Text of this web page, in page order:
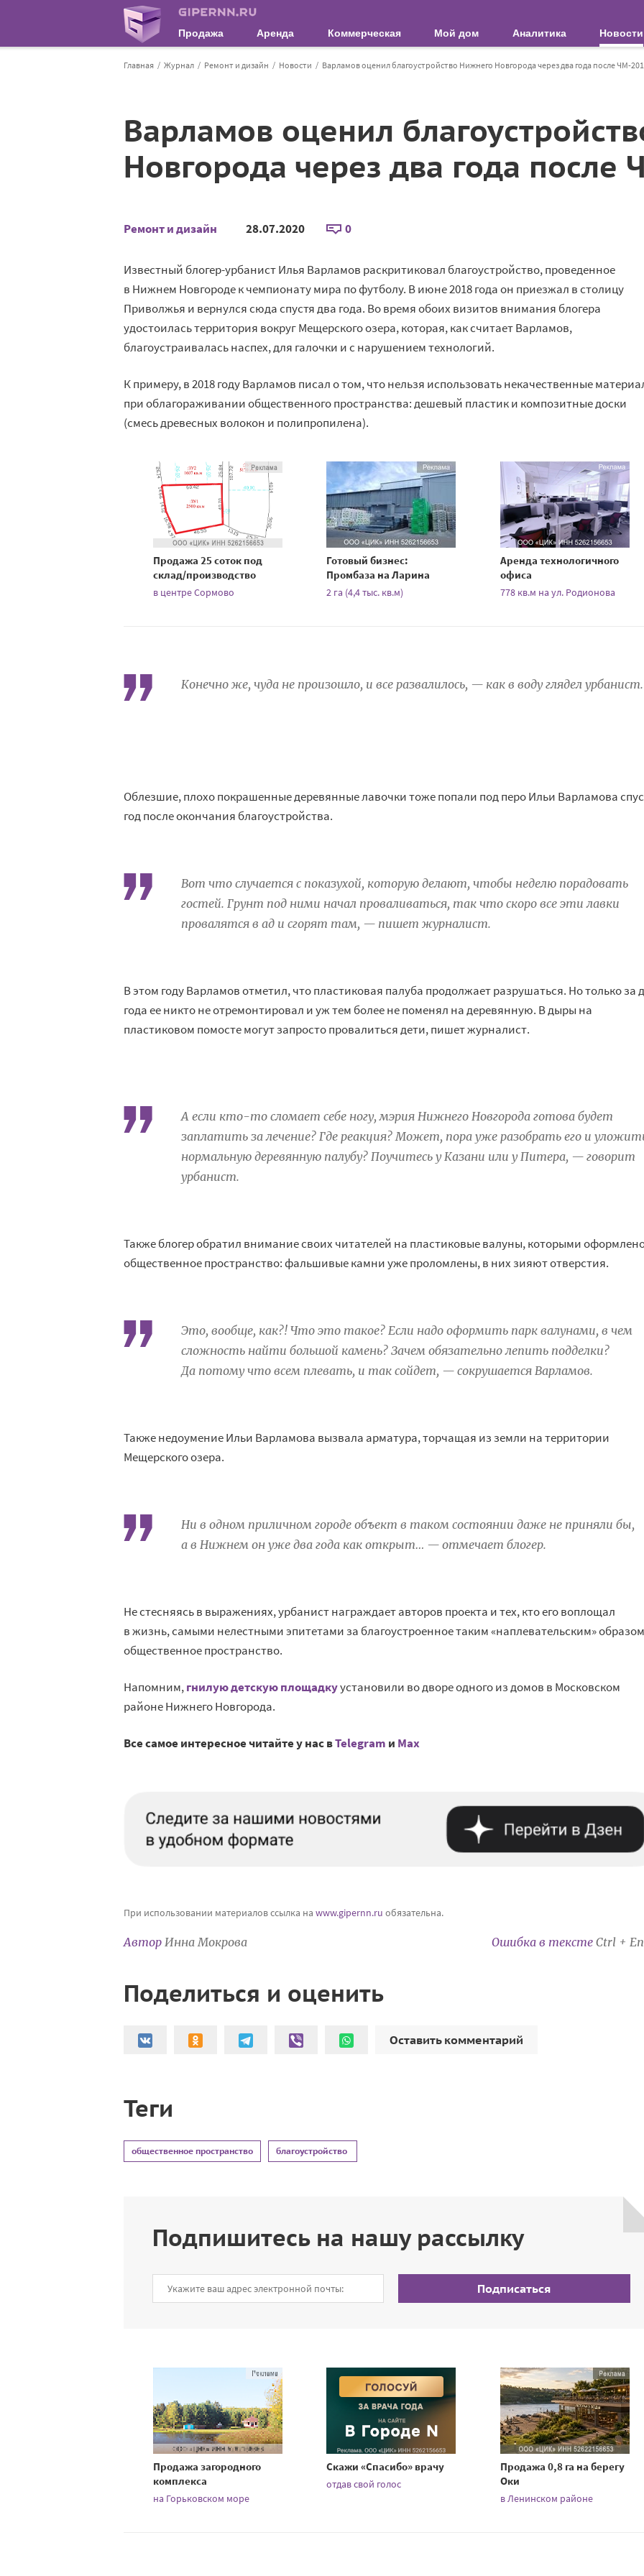
Продажа Аренда Коммерческая Мой дом Аналитика Новости
Главная Журнал Ремонт и дизайн Новости Варламов оценил благоустройство Нижнего Новгорода через два года после ЧМ-
Варламов оценил
Новгорода через два года после
Ремонт и дизайн 28.07.2020 0
Известный блогер-урбанистИлья Варламов раскритиковал благоустройство, проведенное
в Нижнем Новгороде кчемпионату мира пофутболу. Виюне 2018 года он приезжал встолицу
Приволжья и вернулся сюда спустя два года. Вовремя обоих визитов внимания блогера
удостоилась территория вокруг Мещерского озера, которая, как считает Варламов,
благоустраивалась наспех, для галочки ис нарушением технологий.
Кпримеру, в2018 году Варламов писал отом, что нельзя использовать некачественные
при облагораживании общественного пространства: дешевый пластик и композитные доски
(смесь древесных волокон и полипропилена).
Продажа 25 соток под
склад/производство
в центре Сормово
Готовый бизнес:
Промбаза на Ларина
2 га (4,4 тыс. кв.м)
Аренда технологичного
офиса
778 кв.м на ул. Родионова
Конечно же, чуда не произошло, и все развалилось, — как в воду глядел урбанист.
Облезшие, плохо покрашенные деревянные лавочки тоже попали под перо Ильи Варламова
год после окончания благоустройства.
Вот что случается с показухой, которую делают, чтобы неделю порадовать
гостей. Грунт под ними начал проваливаться, так что скоро все эти лавки
провалятся в ад и сгорят там, — пишет журналист.
Вэтом году Варламов отметил, что пластиковая палуба продолжает разрушаться. Нотолько за
года ееникто неотремонтировал иужтем более непоменял надеревянную. Вдыры на
пластиковом помосте могут запросто провалиться дети, пишет журналист.
А если кто-то сломает себе ногу, мэрия Нижнего Новгорода готова будет
заплатить за лечение? Где реакция? Может, пора уже разобрать его и
нормальную деревянную палубу? Поучитесь у Казани или у Питера, — говорит
урбанист.
Также блогер обратил внимание своих читателей на пластиковые валуны, которыми
общественное пространство: фальшивые камни уже проломлены, в них зияют отверстия.
Это, вообще, как?! Что это такое? Если надо оформить парк валунами, в чем
сложность найти большой камень? Зачем обязательно лепить подделки?
Да потому что всем плевать, и так сойдет, — сокрушается Варламов.
Также недоумение Ильи Варламова вызвала арматура, торчащая из земли натерритории
Мещерского озера.
Ни в одном приличном городе объект в таком состоянии даже не приняли бы,
а в Нижнем он уже два года как открыт… — отмечает блогер.
Нестесняясь в выражениях, урбанист награждает авторов проекта итех, кто его воплощал
вжизнь, самыми нелестными эпитетами за благоустроенное таким«наплевательским»образом
общественное пространство.
Напомним,гнилую детскую площадкуустановили водворе одного издомов в Московском
районе Нижнего Новгорода.
Все самое интересное читайте у нас вTelegram и Mах
При использовании материалов ссылка на www.gipernn.ru обязательна.
Автор Инна Мокрова Ошибка в тексте Ctrl +
Поделиться и оценить
Оставить комментарий
Теги
общественное пространство благоустройство
Подпишитесь на нашу рассылку
Подписаться
Продажа загородного
комплекса
на Горьковском море
Скажи «Спасибо» врачу
отдав свой голос
Продажа 0,8 га на берегу
Оки
в Ленинском районе